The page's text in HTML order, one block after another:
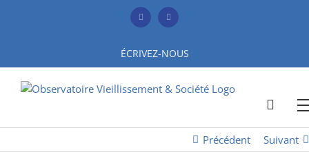
FacebookYouTube
ÉCRIVEZ-NOUS
Précédent Suivant